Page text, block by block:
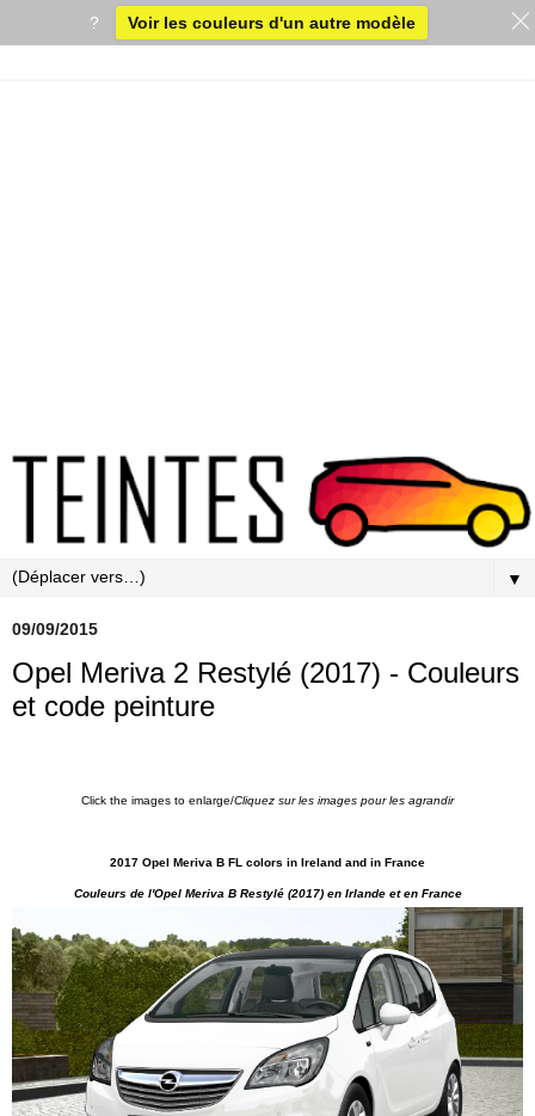
▼
09/09/2015
Opel Meriva 2 Restylé (2017) - Couleurs
et code peinture
Click the images to enlarge/Cliquez sur les images pour les agrandir
2017 Opel Meriva B FL colors in Ireland and in France
Couleurs de l'Opel Meriva B Restylé (2017) enIrlande et en France
? Voir les couleurs d'un autre modèle